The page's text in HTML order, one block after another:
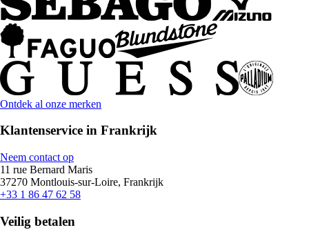
Ontdek al onze merken
Klantenservice in Frankrijk
Neem contact op
11 rue Bernard Maris
37270 Montlouis-sur-Loire, Frankrijk
+33 1 86 47 62 58
Veilig betalen